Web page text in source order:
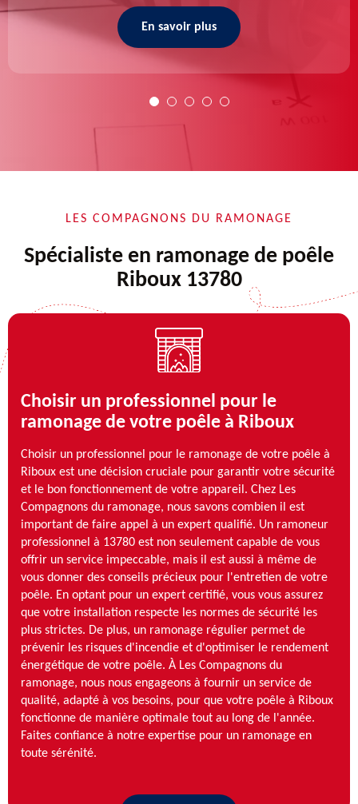
En savoir plus
LES COMPAGNONS DU RAMONAGE
Spécialiste en ramonage de poêle
Riboux 13780
Choisir un professionnel pour le
ramonage de votre poêle à Riboux
Choisir un professionnel pour le ramonage de votre poêle à
Riboux est une décision cruciale pour garantir votre sécurité
et le bon fonctionnement de votre appareil. Chez Les
Compagnons du ramonage, nous savons combien il est
important de faire appel à un expert qualifié. Un ramoneur
professionnel à 13780 est non seulement capable de vous
offrir un service impeccable, mais il est aussi à même de
vous donner des conseils précieux pour l'entretien de votre
poêle. En optant pour un expert certifié, vous vous assurez
que votre installation respecte les normes de sécurité les
plus strictes. De plus, un ramonage régulier permet de
prévenir les risques d'incendie et d'optimiser le rendement
énergétique de votre poêle. À Les Compagnons du
ramonage, nous nous engageons à fournir un service de
qualité, adapté à vos besoins, pour que votre poêle à Riboux
fonctionne de manière optimale tout au long de l'année.
Faites confiance à notre expertise pour un ramonage en
toute sérénité.